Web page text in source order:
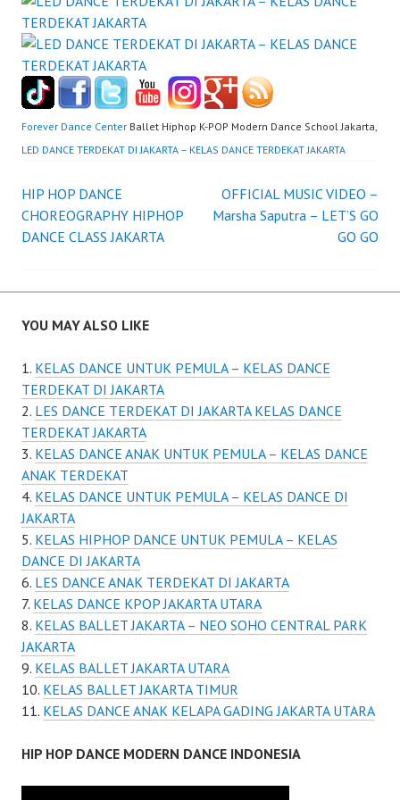
Forever Dance Center Ballet Hiphop K-POP Modern Dance School Jakarta,
LED DANCE TERDEKAT DI JAKARTA – KELAS DANCE TERDEKAT JAKARTA
Post
navigation
HIP HOP DANCE
CHOREOGRAPHY HIPHOP
DANCE CLASS JAKARTA
OFFICIAL MUSIC VIDEO –
Marsha Saputra – LET’S GO
GO GO
YOU MAY ALSO LIKE
KELAS DANCE UNTUK PEMULA – KELAS DANCE
TERDEKAT DI JAKARTA
LES DANCE TERDEKAT DI JAKARTA KELAS DANCE
TERDEKAT JAKARTA
KELAS DANCE ANAK UNTUK PEMULA – KELAS DANCE
ANAK TERDEKAT
KELAS DANCE UNTUK PEMULA – KELAS DANCE DI
JAKARTA
KELAS HIPHOP DANCE UNTUK PEMULA – KELAS
DANCE DI JAKARTA
LES DANCE ANAK TERDEKAT DI JAKARTA
KELAS DANCE KPOP JAKARTA UTARA
KELAS BALLET JAKARTA – NEO SOHO CENTRAL PARK
JAKARTA
KELAS BALLET JAKARTA UTARA
KELAS BALLET JAKARTA TIMUR
KELAS DANCE ANAK KELAPA GADING JAKARTA UTARA
HIP HOP DANCE MODERN DANCE INDONESIA